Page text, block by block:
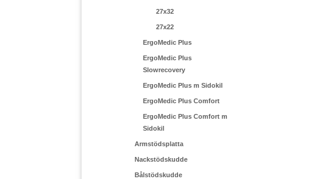
27x32
27x22
ErgoMedic Plus
ErgoMedic Plus
Slowrecovery
ErgoMedic Plus m Sidokil
ErgoMedic Plus Comfort
ErgoMedic Plus Comfort m
Sidokil
Armstödsplatta
Nackstödskudde
Bålstödskudde